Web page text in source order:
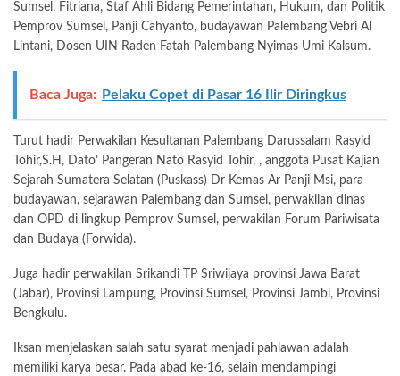
Sumsel, Fitriana, Staf Ahli Bidang Pemerintahan, Hukum, dan Politik
Pemprov Sumsel, Panji Cahyanto, budayawan Palembang Vebri Al
Lintani, Dosen UIN Raden Fatah Palembang Nyimas Umi Kalsum.
Baca Juga: Pelaku Copet di Pasar 16 Ilir Diringkus
Turut hadir Perwakilan Kesultanan Palembang Darussalam Rasyid
Tohir,S.H, Dato’ Pangeran Nato Rasyid Tohir, , anggota Pusat Kajian
Sejarah Sumatera Selatan (Puskass) Dr Kemas Ar Panji Msi, para
budayawan, sejarawan Palembang dan Sumsel, perwakilan dinas
dan OPD di lingkup Pemprov Sumsel, perwakilan Forum Pariwisata
dan Budaya (Forwida).
Juga hadir perwakilan Srikandi TP Sriwijaya provinsi Jawa Barat
(Jabar), Provinsi Lampung, Provinsi Sumsel, Provinsi Jambi, Provinsi
Bengkulu.
Iksan menjelaskan salah satu syarat menjadi pahlawan adalah
memiliki karya besar. Pada abad ke-16, selain mendampingi